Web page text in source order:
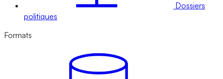
Dossiers
politiques
Formats